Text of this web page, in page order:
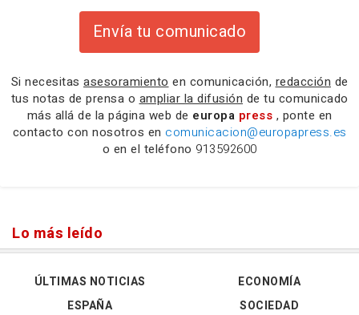
Envía tu comunicado
Si necesitas asesoramiento en comunicación, redacción de
tus notas de prensa o ampliar la difusión de tu comunicado
más allá de la página web de europa press , ponte en
contacto con nosotros en comunicacion@europapress.es
o en el teléfono 913592600
Lo más leído
ÚLTIMAS NOTICIAS
ESPAÑA
ECONOMÍA
SOCIEDAD